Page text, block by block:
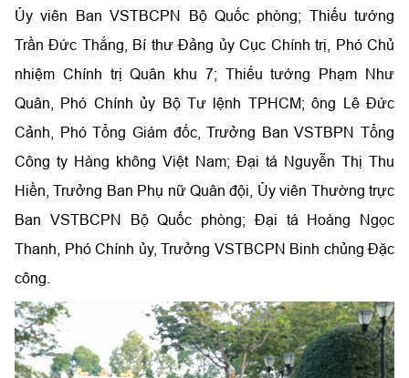
Ủy viên Ban VSTBCPN Bộ Quốc phòng; Thiếu tướng
Trần Đức Thắng, Bí thư Đảng ủy Cục Chính trị, Phó Chủ
nhiệm Chính trị Quân khu 7; Thiếu tướng Phạm Như
Quân, Phó Chính ủy Bộ Tư lệnh TPHCM; ông Lê Đức
Cảnh, Phó Tổng Giám đốc, Trưởng Ban VSTBPN Tổng
Công ty Hàng không Việt Nam; Đại tá Nguyễn Thị Thu
Hiền, Trưởng Ban Phụ nữ Quân đội, Ủy viên Thường trực
Ban VSTBCPN Bộ Quốc phòng; Đại tá Hoàng Ngọc
Thanh, Phó Chính ủy, Trưởng VSTBCPN Binh chủng Đặc
công.